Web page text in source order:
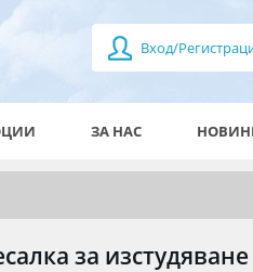
Вход/
ЗА НАС
за